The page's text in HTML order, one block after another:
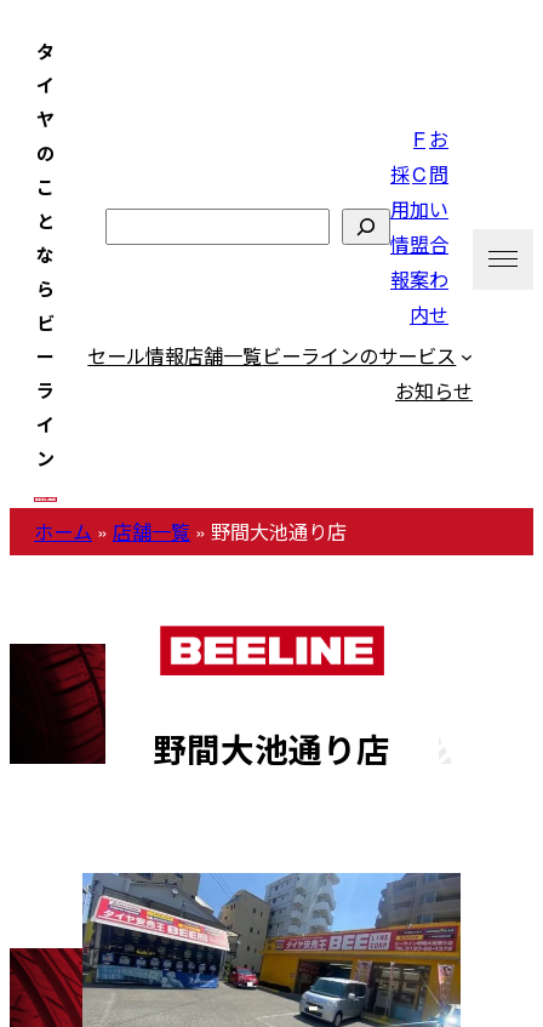
タ
イ
ヤ
の
こ
と
な
ら
ビ
ー
ラ
イ
ン
採
用
情
報
F
C
加
盟
案
内
お
問
い
合
わ
せ
セール情報店舗一覧ビーラインのサービス
お知らせ
ホーム » 店舗一覧 » 野間大池通り店
野間大池通り店